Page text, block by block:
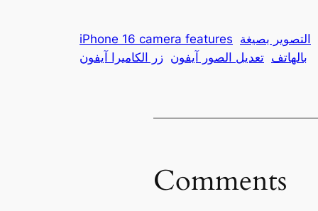
iPhone 16 camera features
بالهاتف تعديل الصور آيفون زر الكاميرا آيفون
Comments